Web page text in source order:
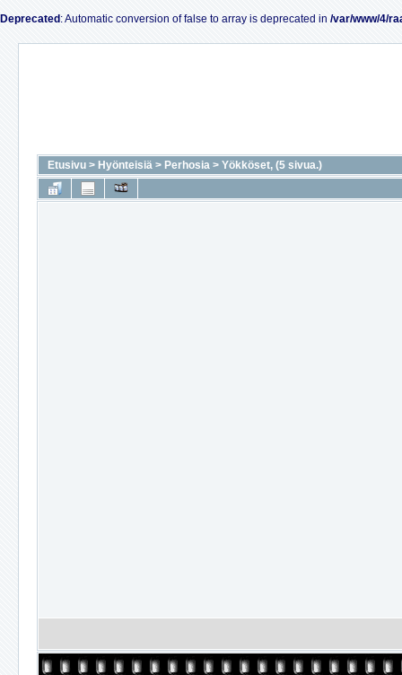
Deprecated : Automatic conversion of false to array is deprecated in /var/www/4/
Etusivu > Hyönteisiä > Perhosia > Yökköset, (5 sivua.)